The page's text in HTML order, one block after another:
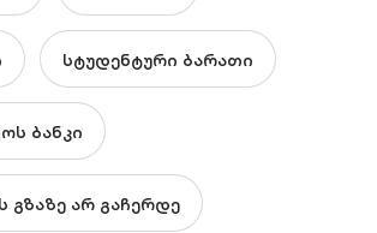
სტუდენტური ბარათი
ბანკი
გზაზე არ გაჩერდე